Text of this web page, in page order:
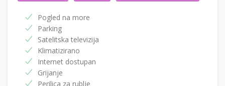
Pogled na more
Parking
Satelitska televizija
Klimatizirano
Internet dostupan
Grijanje
Perilica za rublje